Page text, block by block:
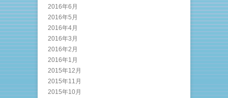
2016年6月
2016年5月
2016年4月
2016年3月
2016年2月
2016年1月
2015年12月
2015年11月
2015年10月